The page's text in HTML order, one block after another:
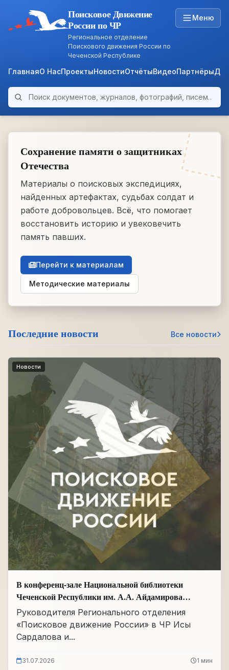
ARCHIVE
Поисковое Движение
России по ЧР
Региональное отделение
Поискового движения России по
Чеченской Республике
Меню
ГлавнаяО НасПроектыНовостиОтчётыВидеоПартнёры
Поиск по архиву
Сохранение памяти о защитниках
Отечества
Материалы о поисковых экспедициях,
найденных артефактах, судьбах солдат и
работе добровольцев. Всё, что помогает
восстановить историю и увековечить
память павших.
Перейти к материалам
Методические материалы
Последние новости Все новости
Новости
В конференц-зале Национальной библиотеки
Чеченской Республики им. А.А. Айдамирова
прошло заседание
Руководителя Регионального отделения
«Поисковое движение России» в ЧР Исы
Сардалова и...
31.07.2026 1 мин